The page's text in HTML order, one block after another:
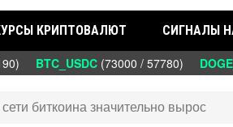
КРИПТОВАЛЮТ СИГНАЛЫ
BTC_USDC(73000 / 57780)
биткоина значительно вырос